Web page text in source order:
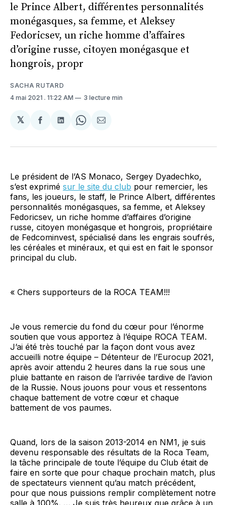
le Prince Albert, différentes personnalités
monégasques, sa femme, et Aleksey
Fedoricsev, un riche homme d’affaires
d’origine russe, citoyen monégasque et
hongrois, propr
SACHA RUTARD
4 mai 2021 . 11:22 AM 3 lecture min
𝕏
Partager
Facebook
Partager
LinkedIn
Share
WhatsApp
Partager
Courriel
Le président de l’AS Monaco, Sergey Dyadechko,
s’est exprimé sur le site du club pour remercier, les
fans, les joueurs, le staff, le Prince Albert, différentes
personnalités monégasques, sa femme, et Aleksey
Fedoricsev, un riche homme d’affaires d’origine
russe, citoyen monégasque et hongrois, propriétaire
de Fedcominvest, spécialisé dans les engrais soufrés,
les céréales et minéraux, et qui est en fait le sponsor
principal du club.
« Chers supporteurs de la ROCA TEAM!!!
Je vous remercie du fond du cœur pour l’énorme
soutien que vous apportez à l’équipe ROCA TEAM.
J’ai été très touché par la façon dont vous avez
accueilli notre équipe – Détenteur de l’Eurocup 2021,
après avoir attendu 2 heures dans la rue sous une
pluie battante en raison de l’arrivée tardive de l’avion
de la Russie. Nous jouons pour vous et ressentons
chaque battement de votre cœur et chaque
battement de vos paumes.
Quand, lors de la saison 2013-2014 en NМ1, je suis
devenu responsable des résultats de la Roca Team,
la tâche principale de toute l’équipe du Club était de
faire en sorte que pour chaque prochain match, plus
de spectateurs viennent qu’au match précédent,
pour que nous puissions remplir complètement notre
salle à 100%. … Je suis très heureux que grâce à un